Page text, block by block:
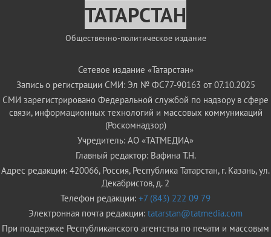
ТАТАРСТАН
Общественно-политическое издание
Сетевое издание «Татарстан»
Запись о регистрации СМИ: Эл № ФС77-90163 от 07.10.2025
СМИ зарегистрировано Федеральной службой по надзору в сфере
связи, информационных технологий и массовых коммуникаций
(Роскомнадзор)
Учредитель: АО «ТАТМЕДИА»
Главный редактор: Вафина Т.Н.
Адрес редакции: 420066, Россия, Республика Татарстан, г. Казань, ул.
Декабристов, д. 2
Телефон редакции: +7 (843) 222 09 79
Электронная почта редакции: tatarstan@tatmedia.com
При поддержке Республиканского агентства по печати и массовым